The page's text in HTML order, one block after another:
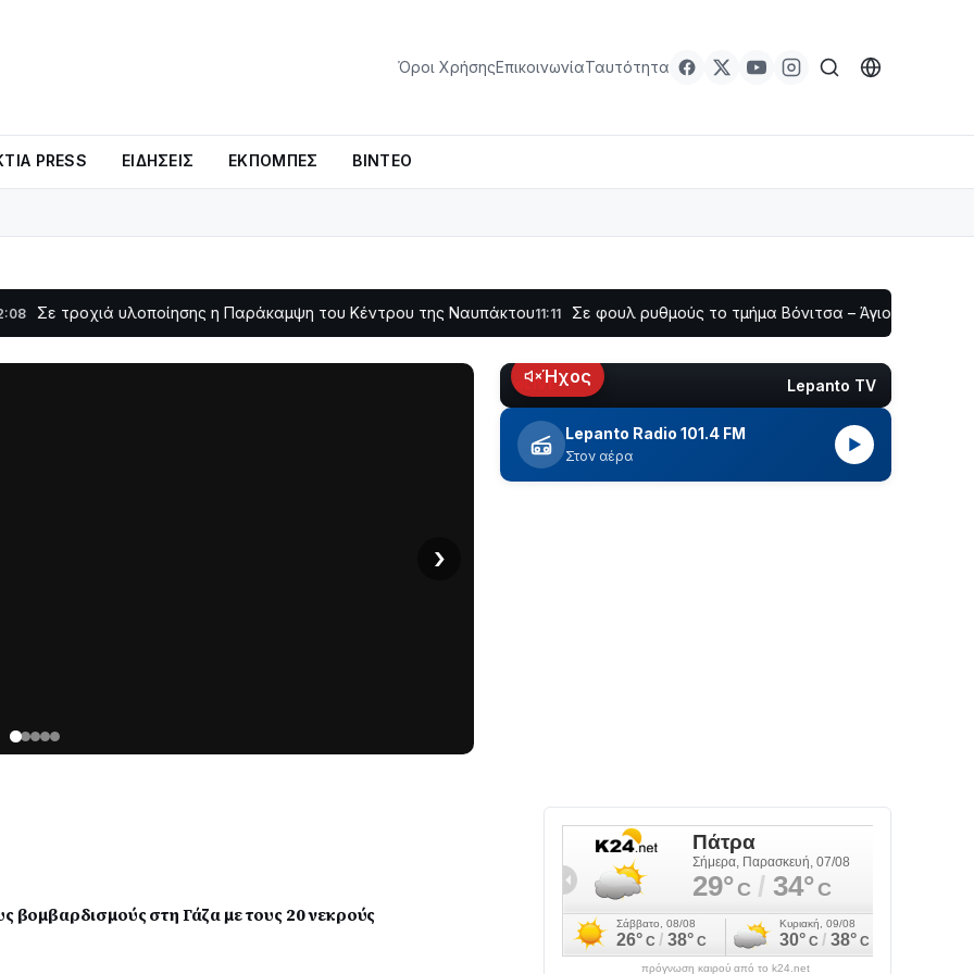
Όροι ΧρήσηςΕπικοινωνίαΤαυτότητα
PRESS ΕΙΔΉΣΕΙΣ ΕΚΠΟΜΠΈΣ ΒΊΝΤΕΟ
υλοποίησης η Παράκαμψη του Κέντρου της Ναυπάκτου11:11 Σε φουλ ρυθμούς το τμήμα Βόνιτσα – Άγιος Νικόλαος |
›
LIVE Lepanto TV
Ήχος
Lepanto Radio 101.4 FM
Στον αέρα
▶
βομβαρδισμούς στη Γάζα με τους 20 νεκρούς
πρόγνωση καιρού από το k24.net